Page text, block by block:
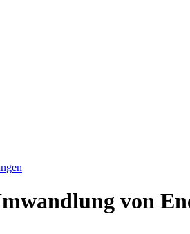
von